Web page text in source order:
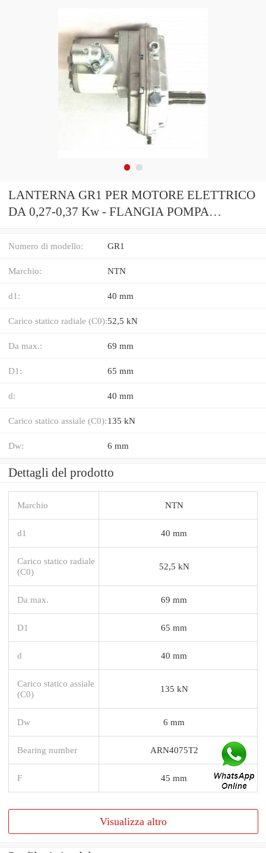
LANTERNA GR1 PER MOTORE ELETTRICO
DA 0,27-0,37 Kw - FLANGIA POMPA
Numero di modello: GR1
Marchio: NTN
d1: 40 mm
Carico statico radiale (C0):52,5 kN
Da max.: 69 mm
D1: 65 mm
d: 40 mm
Carico statico assiale (C0):135 kN
Dw: 6 mm
Dettagli del prodotto
Marchio NTN
d1 40 mm
Carico statico radiale
(C0)
52,5 kN
Da max. 69 mm
D1 65 mm
d 40 mm
Carico statico assiale
(C0)
135 kN
Dw 6 mm
Bearing number ARN4075T2
F 45 mm
Visualizza altro